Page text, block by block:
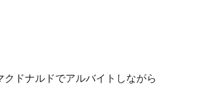
ドナルドでアルバイトしながら